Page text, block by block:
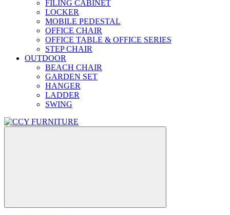
FILING CABINET
LOCKER
MOBILE PEDESTAL
OFFICE CHAIR
OFFICE TABLE & OFFICE SERIES
STEP CHAIR
OUTDOOR
BEACH CHAIR
GARDEN SET
HANGER
LADDER
SWING